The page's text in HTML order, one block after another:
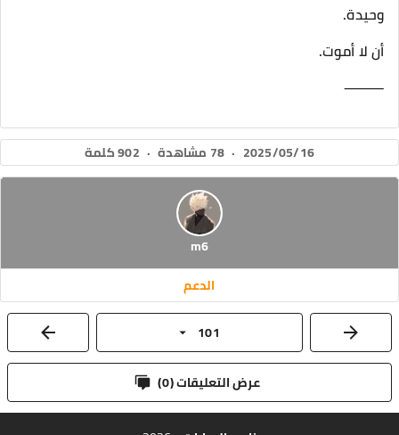
وحيدة.
أن لا أموت.
⸻
2025/05/16
· 78 مشاهدة · 902 كلمة
m6
الدعم
101
عرض التعليقات ( 0
)